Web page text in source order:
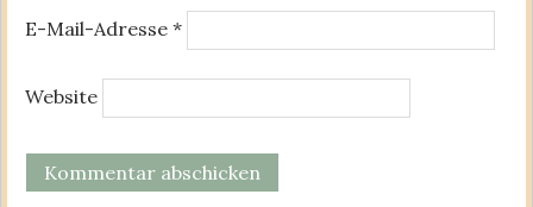
E-Mail-Adresse *
Website